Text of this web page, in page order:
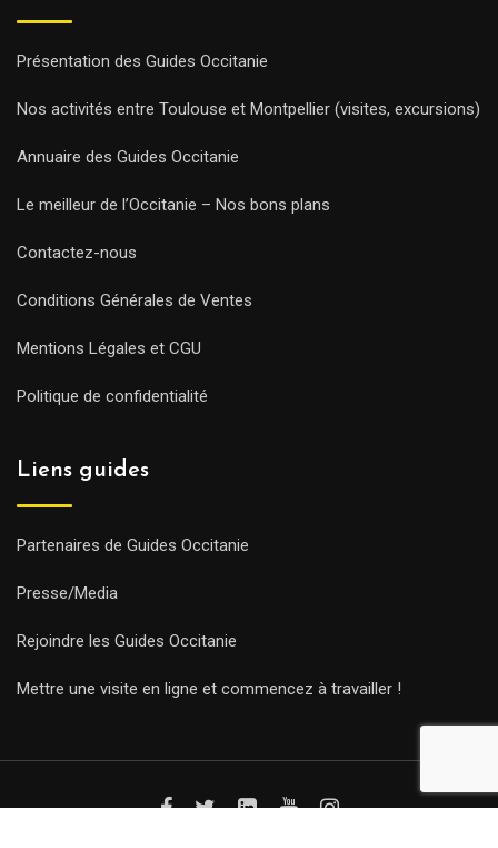
Présentation des Guides Occitanie
Nos activités entre Toulouse et Montpellier (visites, excursions)
Annuaire des Guides Occitanie
Le meilleur de l’Occitanie – Nos bons plans
Contactez-nous
Conditions Générales de Ventes
Mentions Légales et CGU
Politique de confidentialité
Liens guides
Partenaires de Guides Occitanie
Presse/Media
Rejoindre les Guides Occitanie
Mettre une visite en ligne et commencez à travailler !